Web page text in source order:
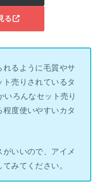
る
るように毛質やサ
売りされているタ
いろんなセット売り
度使いやすいカタ
いいので、アイメ
みてください。